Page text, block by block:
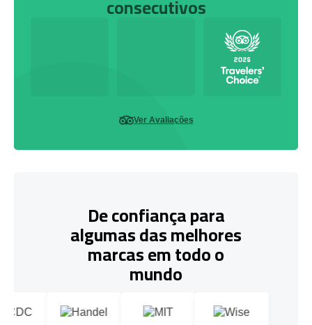
consecutivos
Ver Avaliações
De confiança para
algumas das melhores
marcas em todo o
mundo